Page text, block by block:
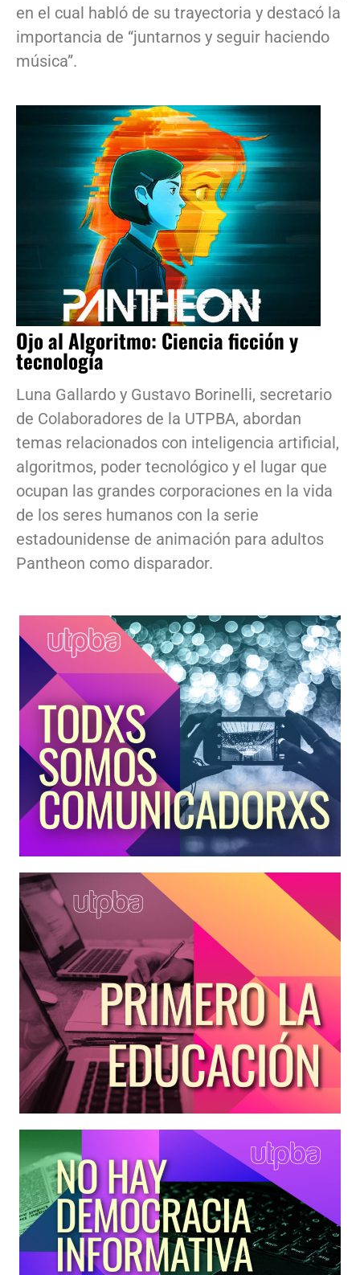
en el cual habló de su trayectoria y destacó la
importancia de “juntarnos y seguir haciendo
música”.
Ojo al Algoritmo: Ciencia ficción y
tecnología
Luna Gallardo y Gustavo Borinelli, secretario
de Colaboradores de la UTPBA, abordan
temas relacionados con inteligencia artificial,
algoritmos, poder tecnológico y el lugar que
ocupan las grandes corporaciones en la vida
de los seres humanos con la serie
estadounidense de animación para adultos
Pantheon como disparador.